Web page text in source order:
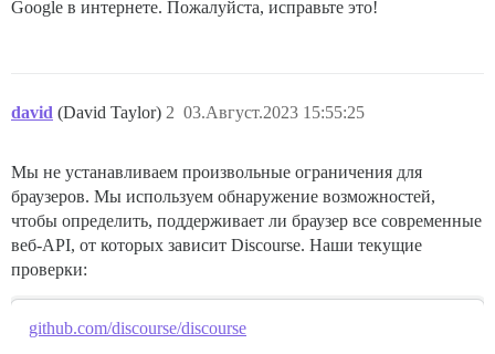
Google в интернете. Пожалуйста, исправьте это!
david (David Taylor) 03.Август.2023 15:55:25
2
Мы не устанавливаем произвольные ограничения для
браузеров. Мы используем обнаружение возможностей,
чтобы определить, поддерживает ли браузер все современные
веб-API, от которых зависит Discourse. Наши текущие
проверки:
github.com/discourse/discourse